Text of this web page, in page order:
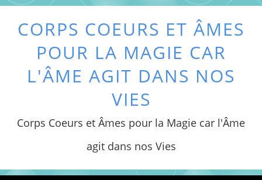
CORPS COEURS ET ÂMES
POUR LA MAGIE CAR
L'ÂME AGIT DANS NOS
VIES
Corps Coeurs et Âmes pour la Magie car l'Âme
agit dans nos Vies